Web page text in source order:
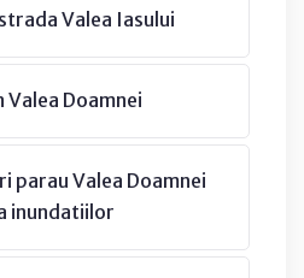
Valea Iasului
Doamnei
parau Valea Doamnei
inundatiilor